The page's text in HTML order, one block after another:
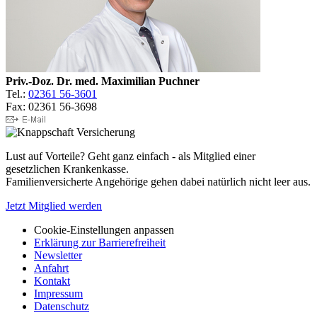
Priv.-Doz. Dr. med. Maximilian Puchner
Tel.: 02361 56-3601
Fax: 02361 56-3698
Lust auf Vorteile? Geht ganz einfach - als Mitglied einer
gesetzlichen Krankenkasse.
Familienversicherte Angehörige gehen dabei natürlich nicht leer aus.
Jetzt Mitglied werden
Cookie-Einstellungen anpassen
Erklärung zur Barrierefreiheit
Newsletter
Anfahrt
Kontakt
Impressum
Datenschutz